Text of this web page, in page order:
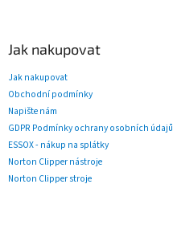
Jak nakupovat
Jak nakupovat
Obchodní podmínky
Napište nám
GDPR Podmínky ochrany osobních údajů
ESSOX - nákup na splátky
Norton Clipper nástroje
Norton Clipper stroje